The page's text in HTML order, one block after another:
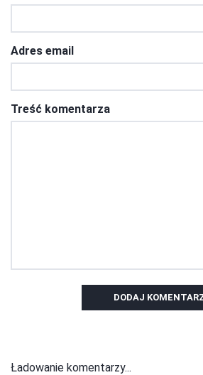
Adres email
Treść komentarza
DODAJ
Ładowanie komentarzy...